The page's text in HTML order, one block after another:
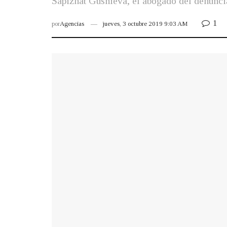
porAgencias jueves, 3 octubre 2019 9:03 AM 1